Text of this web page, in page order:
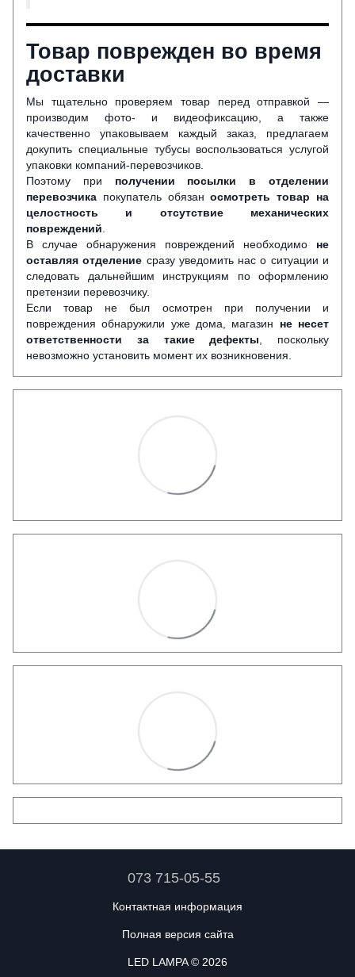
Товар поврежден во время
доставки
Мы тщательно проверяем товар перед отправкой —
производим фото- и видеофиксацию, а также
качественно упаковываем каждый заказ, предлагаем
докупить специальные тубусы воспользоваться услугой
упаковки компаний-перевозчиков.
Поэтому при получении посылки в отделении
перевозчика покупатель обязаносмотреть товар на
целостность и отсутствие механических
повреждений
В случае обнаружения повреждений необходимо не
оставляя отделение сразу уведомить нас о ситуации и
следовать дальнейшим инструкциям по оформлению
претензии перевозчику.
Если товар не был осмотрен при получении и
повреждения обнаружили уже дома, магазин не несет
ответственности за такие дефекты , поскольку
невозможно установить момент их возникновения.
073 715-05-55
Контактная информация
Полная версия сайта
LED LAMPA © 2026